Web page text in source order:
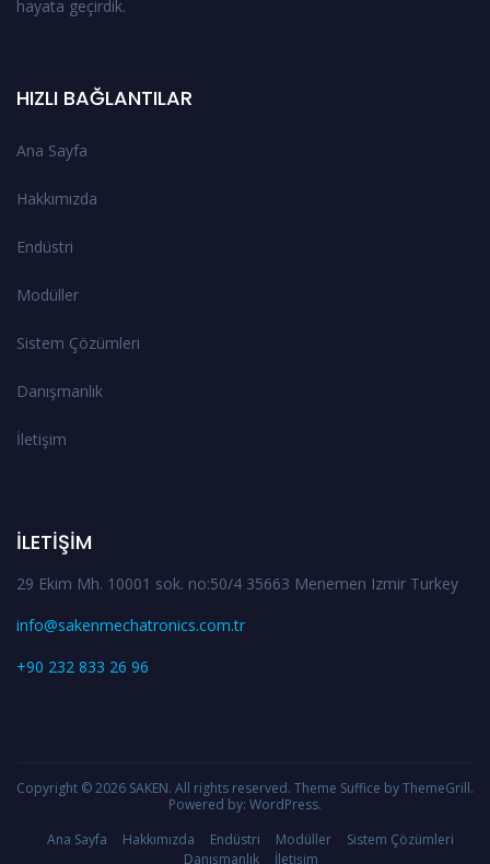
hayata geçirdik.
HIZLI BAĞLANTILAR
Ana Sayfa
Hakkımızda
Endüstri
Modüller
Sistem Çözümleri
Danışmanlık
İletişim
İLETIŞIM
29 Ekim Mh. 10001 sok. no:50/4 35663 Menemen Izmir Turkey
info@sakenmechatronics.com.tr
+90 232 833 26 96
Copyright © 2026 SAKEN. All rights reserved. Theme Suffice by ThemeGrill.
Powered by: WordPress.
Ana Sayfa
Hakkımızda Endüstri Modüller
Sistem Çözümleri
Danışmanlık
İletişim